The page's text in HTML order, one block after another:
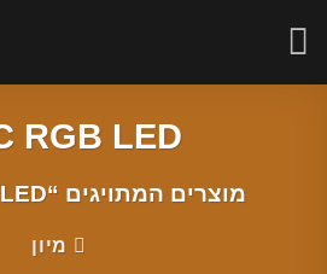
RGB LED
מוצרים המתויגים “900C RGB LED”
מיון